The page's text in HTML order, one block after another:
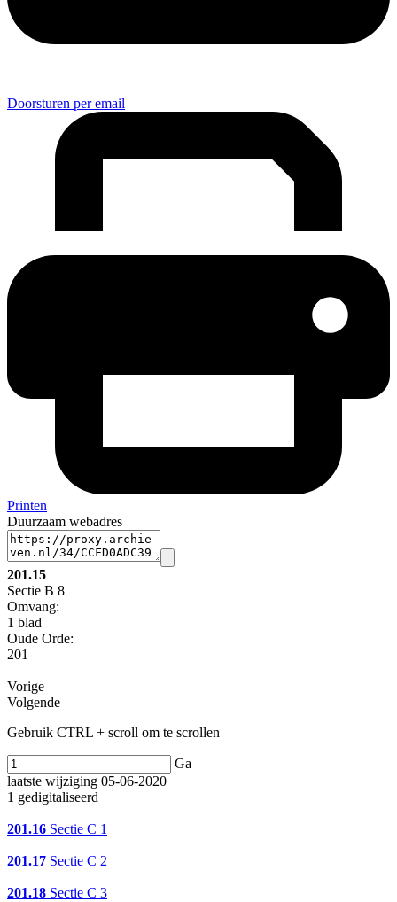
Doorsturen per email
Printen
Duurzaam webadres
201.15
Sectie B 8
Omvang:
1 blad
Oude Orde:
201
Vorige
Volgende
Gebruik CTRL + scroll om te scrollen
Ga
laatste wijziging 05-06-2020
1 gedigitaliseerd
201.16 Sectie C 1
201.17 Sectie C 2
201.18 Sectie C 3